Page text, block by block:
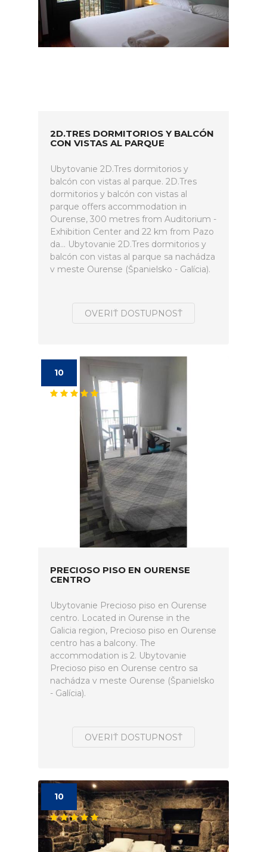
2D.TRES DORMITORIOS Y BALCÓN
CON VISTAS AL PARQUE
Ubytovanie 2D.Tres dormitorios y
balcón con vistas al parque. 2D.Tres
dormitorios y balcón con vistas al
parque offers accommodation in
Ourense, 300 metres from Auditorium -
Exhibition Center and 22 km from Pazo
da... Ubytovanie 2D.Tres dormitorios y
balcón con vistas al parque sa nachádza
v meste Ourense (Španielsko - Galícia).
OVERIŤ DOSTUPNOSŤ
10
PRECIOSO PISO EN OURENSE
CENTRO
Ubytovanie Precioso piso en Ourense
centro. Located in Ourense in the
Galicia region, Precioso piso en Ourense
centro has a balcony. The
accommodation is 2. Ubytovanie
Precioso piso en Ourense centro sa
nachádza v meste Ourense (Španielsko
- Galícia).
OVERIŤ DOSTUPNOSŤ
10